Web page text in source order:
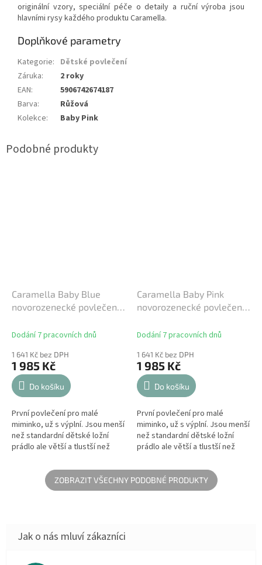
originální vzory, speciální péče o detaily a ruční výroba jsou
hlavními rysy každého produktu Caramella.
Doplňkové parametry
Kategorie: Dětské povlečení
Záruka:
2 roky
EAN:
5906742674187
Barva:
Růžová
Kolekce: Baby Pink
Caramella Baby Blue
novorozenecké povlečení
Dodání 7 pracovních dnů
1 641 Kč bez DPH
1 985 Kč
Do košíku
První povlečení pro malé
miminko, už s výplní. Jsou menší
než standardní dětské ložní
prádlo ale větší a tlustší než
nejen pro postýlku, ale i...
Caramella Baby Pink
novorozenecké povlečení
Dodání 7 pracovních dnů
1 641 Kč bez DPH
1 985 Kč
Do košíku
První povlečení pro malé
miminko, už s výplní. Jsou menší
než standardní dětské ložní
prádlo ale větší a tlustší než
nejen pro postýlku, ale i...
ZOBRAZIT VŠECHNY PODOBNÉ PRODUKTY